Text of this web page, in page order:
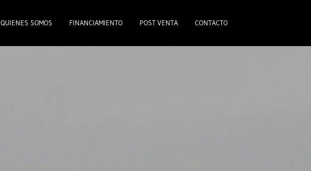
QUIENES SOMOS FINANCIAMIENTO POST VENTA CONTACTO